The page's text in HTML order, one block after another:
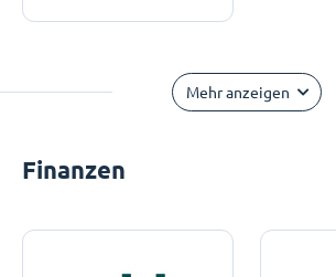
Mehr anzeigen
Finanzen